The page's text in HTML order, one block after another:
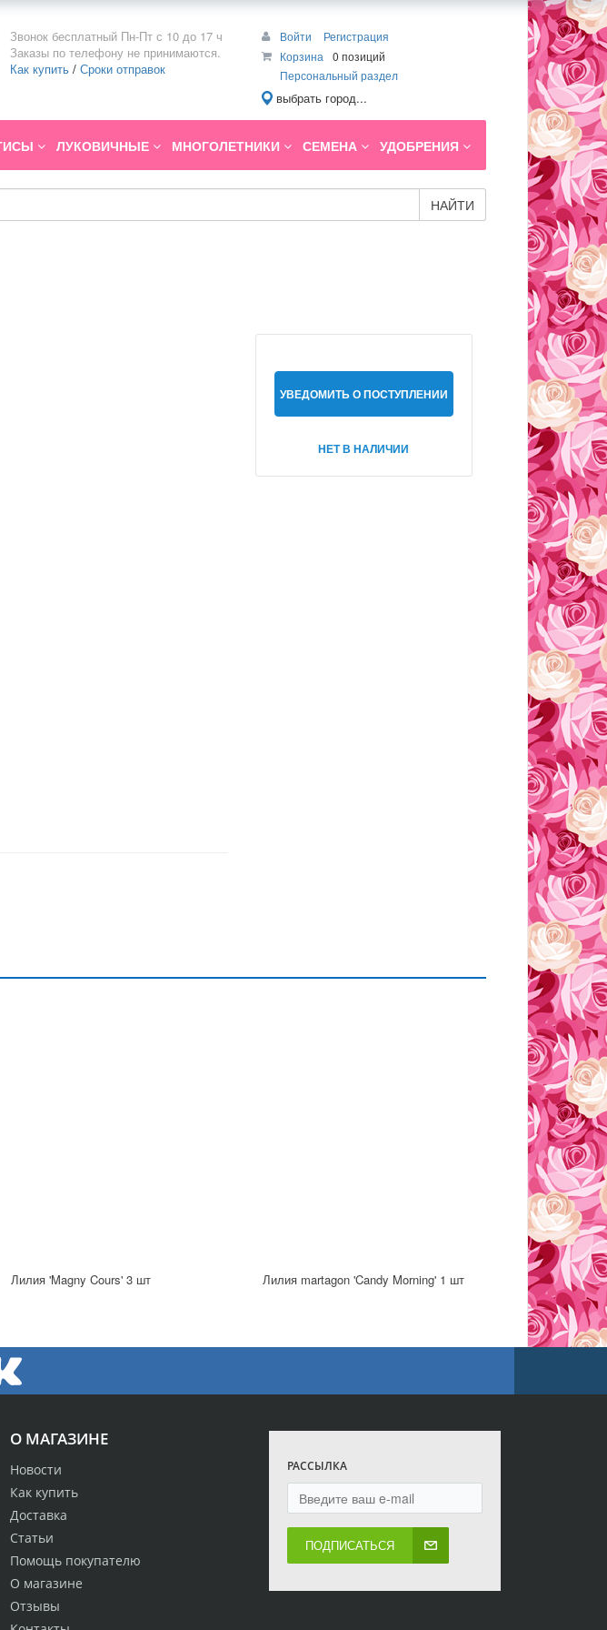
Звонок бесплатный Пн-Пт с 10 до 17 ч
Заказы по телефону не принимаются.
Как купить / Сроки отправок
Войти
Регистрация
Корзина
0 позиций
Персональный раздел
выбрать город...
ЛУКОВИЧНЫЕ МНОГОЛЕТНИКИ СЕМЕНА УДОБРЕНИЯ
НАЙТИ
УВЕДОМИТЬ О ПОСТУПЛЕНИИ
НЕТ В НАЛИЧИИ
Лилия 'Magny Cours' 3 шт Лилия martagon 'Candy Morning' 1 шт
О МАГАЗИНЕ
Новости
Как купить
Доставка
Статьи
Помощь покупателю
О магазине
Отзывы
РАССЫЛКА
ПОДПИСАТЬСЯ